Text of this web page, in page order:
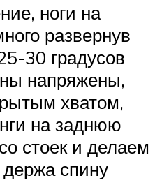
ноги на
развернув
30 градусов
напряжены,
хватом,
на заднюю
стоек и делаем
спину